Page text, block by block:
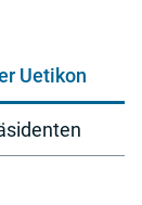
Uetikon